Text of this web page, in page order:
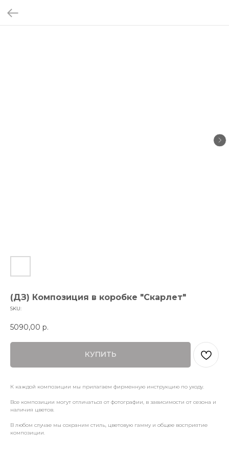
(ДЗ) Композиция в коробке "Скарлет"
SKU:
5090,00 р.
КУПИТЬ
К каждой композиции мы прилагаем фирменную инструкцию по уходу.
Все композиции могут отличаться от фотографии, в зависимости от сезона и
наличия цветов.
В любом случае мы сохраним стиль, цветовую гамму и общее восприятие
композиции.